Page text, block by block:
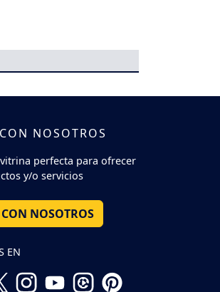
NOSOTROS
perfecta para ofrecer
y/o servicios
NOSOTROS
EN